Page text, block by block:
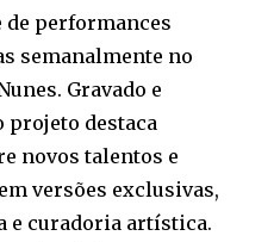
de performances
semanalmente no
Gravado e
destaca
novos talentos e
versões exclusivas,
e curadoria artística.